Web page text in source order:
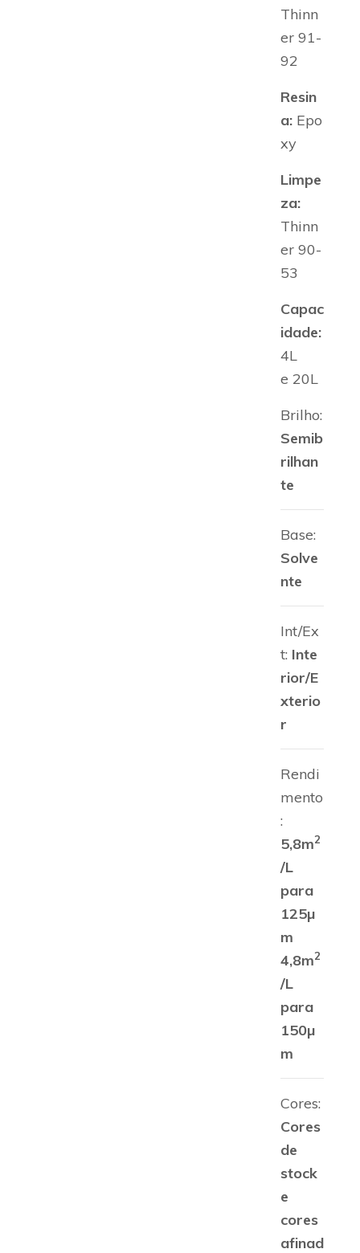
Thinn
er 91-
92
Resin
a:Epo
xy
Limpe
za:
Thinn
er 90-
53
Capac
idade:
4L
e 20L
Brilho:
Semib
rilhan
te
Base:
Solve
nte
Int/Ex
t: Inte
rior/E
xterio
r
Rendi
mento
:
5,8m2
/L
para
125µ
m
4,8m2
/L
para
150µ
m
Cores:
Cores
de
stock
e
cores
afinad